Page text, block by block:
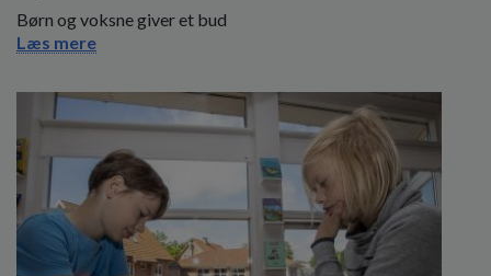
Børn og voksne giver et bud
Læs mere